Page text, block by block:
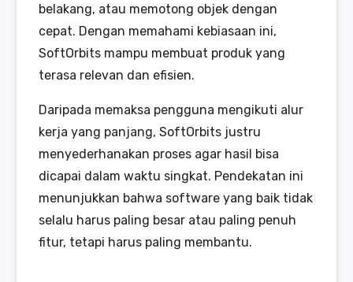
belakang, atau memotong objek dengan
cepat. Dengan memahami kebiasaan ini,
SoftOrbits mampu membuat produk yang
terasa relevan dan efisien.
Daripada memaksa pengguna mengikuti alur
kerja yang panjang, SoftOrbits justru
menyederhanakan proses agar hasil bisa
dicapai dalam waktu singkat. Pendekatan ini
menunjukkan bahwa software yang baik tidak
selalu harus paling besar atau paling penuh
fitur, tetapi harus paling membantu.